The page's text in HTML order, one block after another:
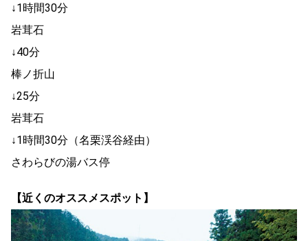
↓1時間30分
岩茸石
↓40分
棒ノ折山
↓25分
岩茸石
↓1時間30分（名栗渓谷経由）
さわらびの湯バス停
【近くのオススメスポット】